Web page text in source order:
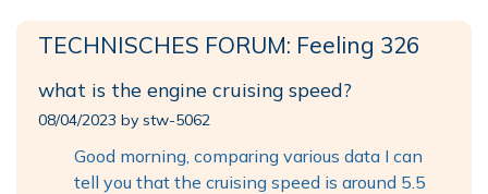
TECHNISCHES FORUM: Feeling 326
what is the engine cruising speed?
08/04/2023 by stw-5062
Good morning, comparing various data I can
tell you that the cruising speed is around 5.5